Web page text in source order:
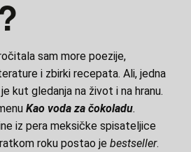
sam more poezije,
i zbirki recepata. Ali, jedna
kut gledanja na život i na hranu.
Kao voda za čokoladu.
iz pera meksičke spisateljice
roku postao je bestseller.